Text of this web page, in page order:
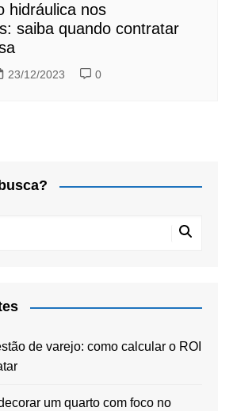
hidráulica nos
saiba quando contratar
23/12/2023 0
de varejo: como calcular o ROI
um quarto com foco no